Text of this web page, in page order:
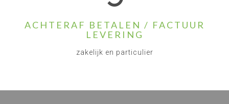
ACHTERAF BETALEN / FACTUUR
LEVERING
zakelijk en particulier